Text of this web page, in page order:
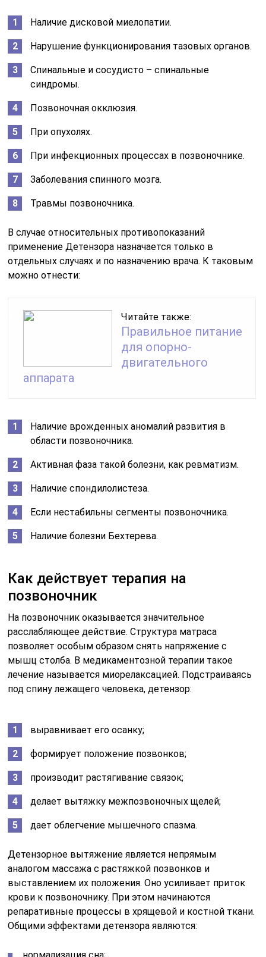
Наличие дисковой миелопатии.
Нарушение функционирования тазовых органов.
Спинальные и сосудисто – спинальные
синдромы.
Позвоночная окклюзия.
При опухолях.
При инфекционных процессах в позвоночнике.
Заболевания спинного мозга.
Травмы позвоночника.
В случае относительных противопоказаний
применение Детензора назначается только в
отдельных случаях и по назначению врача. К таковым
можно отнести:
Читайте также:
Правильное питание
для опорно-
двигательного
аппарата
Наличие врожденных аномалий развития в
области позвоночника.
Активная фаза такой болезни, как ревматизм.
Наличие спондилолистеза.
Если нестабильны сегменты позвоночника.
Наличие болезни Бехтерева.
Как действует терапия на
позвоночник
На позвоночник оказывается значительное
расслабляющее действие. Структура матраса
позволяет особым образом снять напряжение с
мышц столба. В медикаментозной терапии такое
лечение называется миорелаксацией. Подстраиваясь
под спину лежащего человека, детензор:
выравнивает его осанку;
формирует положение позвонков;
производит растягивание связок;
делает вытяжку межпозвоночных щелей;
дает облегчение мышечного спазма.
Детензорное вытяжение является непрямым
аналогом массажа с растяжкой позвонков и
выставлением их положения. Оно усиливает приток
крови к позвоночнику. При этом начинаются
репаративные процессы в хрящевой и костной ткани.
Общими эффектами детензора являются: